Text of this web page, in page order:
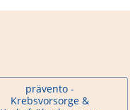
prävento -
Krebsvorsorge &